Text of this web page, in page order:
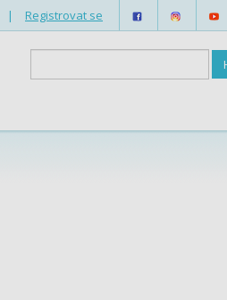
| Registrovat se